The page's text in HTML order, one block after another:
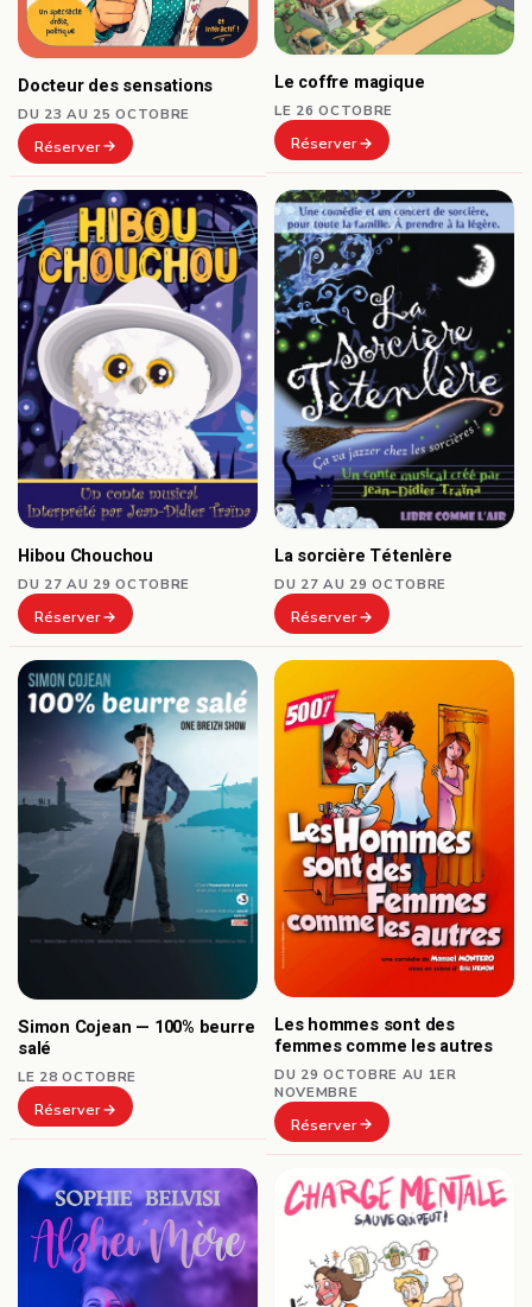
Docteur des sensations
DU 23 AU 25 OCTOBRE
Réserver
Le coffre magique
LE 26 OCTOBRE
Réserver
Hibou Chouchou
DU 27 AU 29 OCTOBRE
Réserver
La sorcière Tétenlère
DU 27 AU 29 OCTOBRE
Réserver
Simon Cojean — 100% beurre
salé
LE 28 OCTOBRE
Réserver
Les hommes sont des
femmes comme les autres
DU 29 OCTOBRE AU 1ER
NOVEMBRE
Réserver